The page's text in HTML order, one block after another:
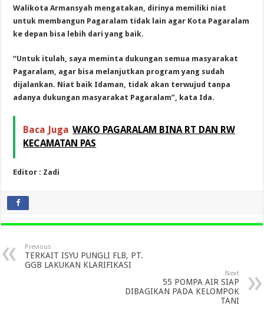
Walikota Armansyah mengatakan, dirinya memiliki niat
untuk membangun Pagaralam tidak lain agar Kota Pagaralam
ke depan bisa lebih dari yang baik.
“Untuk itulah, saya meminta dukungan semua masyarakat
Pagaralam, agar bisa melanjutkan program yang sudah
dijalankan. Niat baik Idaman, tidak akan terwujud tanpa
adanya dukungan masyarakat Pagaralam”, kata Ida.
Baca Juga WAKO PAGARALAM BINA RT DAN RW
KECAMATAN PAS
Editor : Zadi
Previous
TERKAIT ISYU PUNGLI FLB, PT.
GGB LAKUKAN KLARIFIKASI
Next
55 POMPA AIR SIAP
DIBAGIKAN PADA KELOMPOK
TANI